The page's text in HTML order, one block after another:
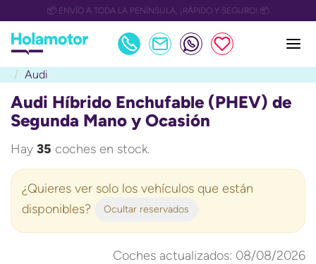
📅 OULET Grupo Safamotor hasta 15.000€ descuento📅
Audi
Audi Híbrido Enchufable (PHEV) de
Segunda Mano y Ocasión
Hay 35 coches en stock.
¿Quieres ver solo los vehículos que están
disponibles?
Ocultar reservados
Coches actualizados: 08/08/2026